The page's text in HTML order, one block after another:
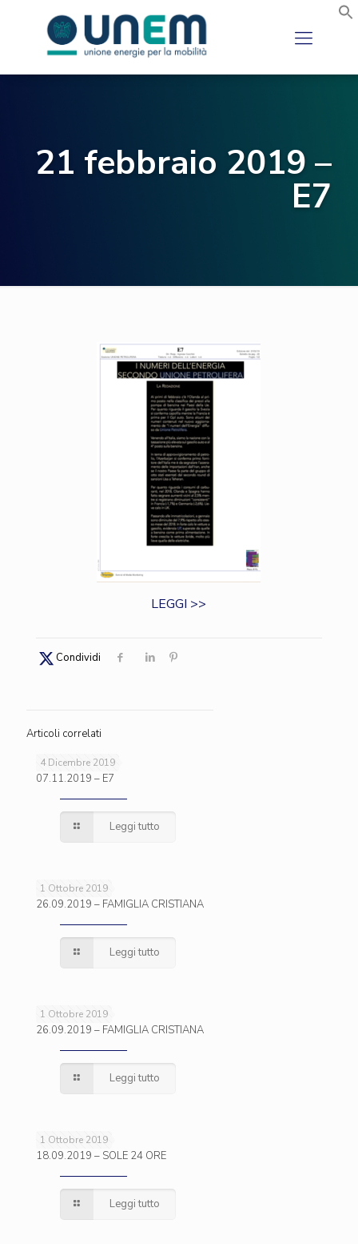
21 febbraio 2019 –
E7
LEGGI >>
Condividi
Articoli correlati
4 Dicembre 2019
07.11.2019 – E7
Leggi tutto
1 Ottobre 2019
26.09.2019 – FAMIGLIA CRISTIANA
Leggi tutto
1 Ottobre 2019
26.09.2019 – FAMIGLIA CRISTIANA
Leggi tutto
1 Ottobre 2019
18.09.2019 – SOLE 24 ORE
Leggi tutto